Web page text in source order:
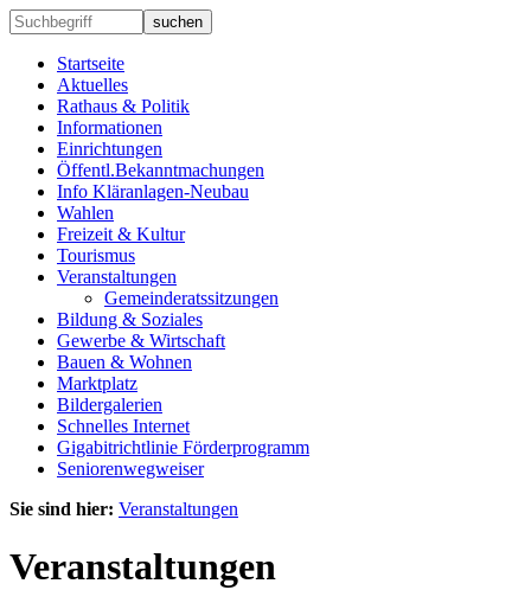
suchen
Startseite
Aktuelles
Rathaus & Politik
Informationen
Einrichtungen
Öffentl.Bekanntmachungen
Info Kläranlagen-Neubau
Wahlen
Freizeit & Kultur
Tourismus
Veranstaltungen
Gemeinderatssitzungen
Bildung & Soziales
Gewerbe & Wirtschaft
Bauen & Wohnen
Marktplatz
Bildergalerien
Schnelles Internet
Gigabitrichtlinie Förderprogramm
Seniorenwegweiser
Sie sind hier: Veranstaltungen
Veranstaltungen